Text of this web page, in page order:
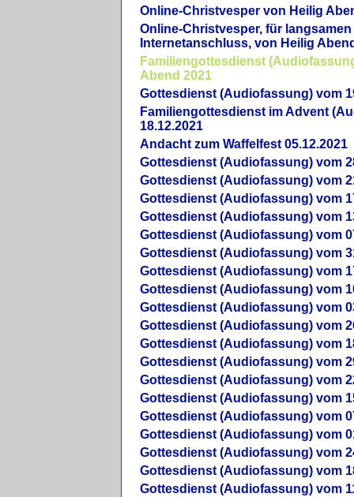
Online-Christvesper von Heilig
Online-Christvesper, für langsamen
Internetanschluss, von Heilig
Familiengottesdienst
Abend 2021
Gottesdienst (Audiofassung) vom
Familiengottesdienst im Advent
18.12.2021
Andacht zum Waffelfest 05.12.2021
Gottesdienst (Audiofassung) vom
Gottesdienst (Audiofassung) vom
Gottesdienst (Audiofassung) vom
Gottesdienst (Audiofassung) vom
Gottesdienst (Audiofassung) vom
Gottesdienst (Audiofassung) vom
Gottesdienst (Audiofassung) vom
Gottesdienst (Audiofassung) vom
Gottesdienst (Audiofassung) vom
Gottesdienst (Audiofassung) vom
Gottesdienst (Audiofassung) vom
Gottesdienst (Audiofassung) vom
Gottesdienst (Audiofassung) vom
Gottesdienst (Audiofassung) vom
Gottesdienst (Audiofassung) vom
Gottesdienst (Audiofassung) vom
Gottesdienst (Audiofassung) vom
Gottesdienst (Audiofassung) vom
Gottesdienst (Audiofassung) vom